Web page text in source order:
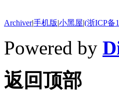
Archiver|手机版|小黑屋|(浙ICP备
Powered by
返回顶部